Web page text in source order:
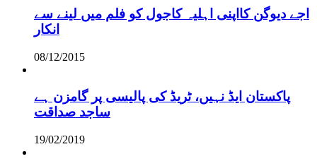
اجے دیوگن کااپنی اہلیہ کاجول کو فلم میں لینے سے
انکار
08/12/2015
پاکستان ایڈ نہیں، ٹریڈ کی پالیسی پر گامزن ہے
ساجد صداقت
19/02/2019